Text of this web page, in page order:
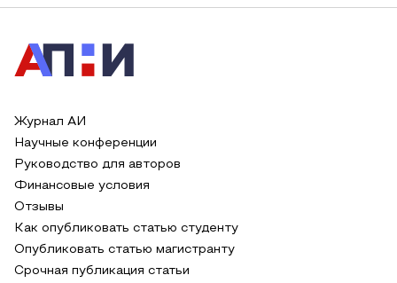
Журнал АИ
Научные конференции
Руководство для авторов
Финансовые условия
Отзывы
Как опубликовать статью студенту
Опубликовать статью магистранту
Срочная публикация статьи